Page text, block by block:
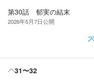
第30話 郁実の結末
2026年5月7日公開
31〜32